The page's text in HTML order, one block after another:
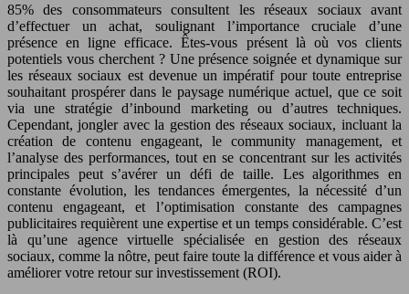
85% des consommateurs consultent les réseaux sociaux avant
d’effectuer un achat, soulignant l’importance cruciale d’une
présence en ligne efficace. Êtes-vous présent là où vos clients
potentiels vous cherchent ? Une présence soignée et dynamique sur
les réseaux sociaux est devenue un impératif pour toute entreprise
souhaitant prospérer dans le paysage numérique actuel, que ce soit
via une stratégie d’inbound marketing ou d’autres techniques.
Cependant, jongler avec la gestion des réseaux sociaux, incluant la
création de contenu engageant, le community management, et
l’analyse des performances, tout en se concentrant sur les activités
principales peut s’avérer un défi de taille. Les algorithmes en
constante évolution, les tendances émergentes, la nécessité d’un
contenu engageant, et l’optimisation constante des campagnes
publicitaires requièrent une expertise et un temps considérable. C’est
là qu’une agence virtuelle spécialisée en gestion des réseaux
sociaux, comme la nôtre, peut faire toute la différence et vous aider à
améliorer votre retour sur investissement (ROI).